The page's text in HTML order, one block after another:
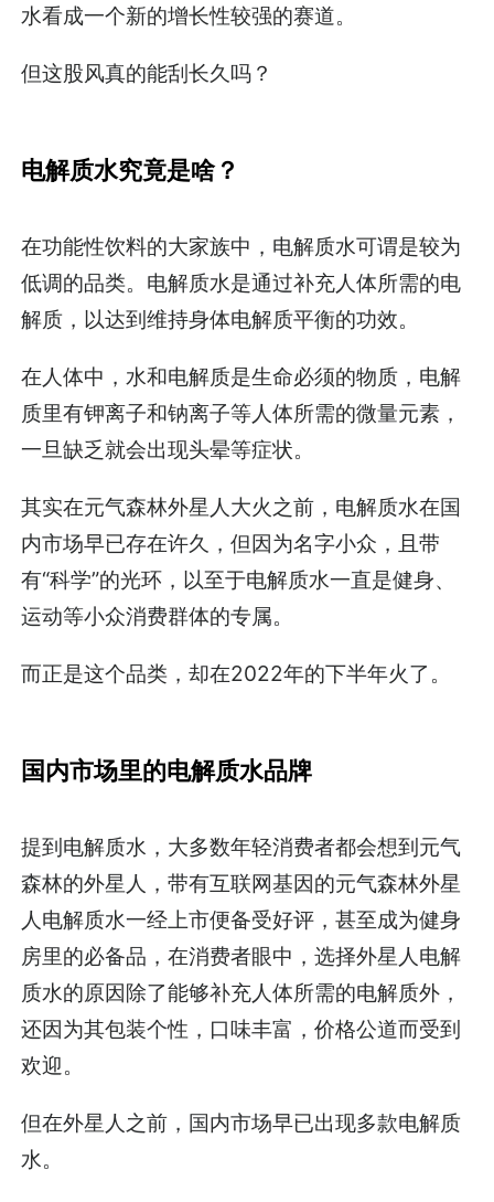
水看成一个新的增长性较强的赛道。
但这股风真的能刮长久吗？
电解质水究竟是啥？
在功能性饮料的大家族中，电解质水可谓是较为
低调的品类。电解质水是通过补充人体所需的电
解质，以达到维持身体电解质平衡的功效。
在人体中，水和电解质是生命必须的物质，电解
质里有钾离子和钠离子等人体所需的微量元素，
一旦缺乏就会出现头晕等症状。
其实在元气森林外星人大火之前，电解质水在国
内市场早已存在许久，但因为名字小众，且带
有“科学”的光环，以至于电解质水一直是健身、
运动等小众消费群体的专属。
而正是这个品类，却在2022年的下半年火了。
国内市场里的电解质水品牌
提到电解质水，大多数年轻消费者都会想到元气
森林的外星人，带有互联网基因的元气森林外星
人电解质水一经上市便备受好评，甚至成为健身
房里的必备品，在消费者眼中，选择外星人电解
质水的原因除了能够补充人体所需的电解质外，
还因为其包装个性，口味丰富，价格公道而受到
欢迎。
但在外星人之前，国内市场早已出现多款电解质
水。